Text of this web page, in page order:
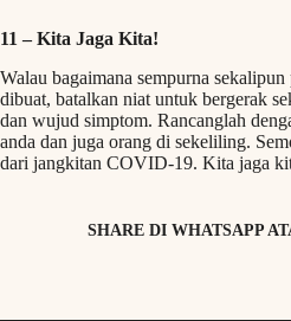
11 –Kita Jaga Kita!
Walau bagaimana sempurna
dibuat, batalkan niat untuk bergerak
dan wujud simptom. Rancanglah
anda dan juga orang di sekeliling.
dari jangkitan COVID-19. Kita jaga
SHARE DI WHATSAPP